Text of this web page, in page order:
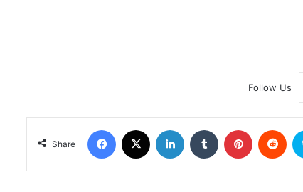
Follow Us
Share